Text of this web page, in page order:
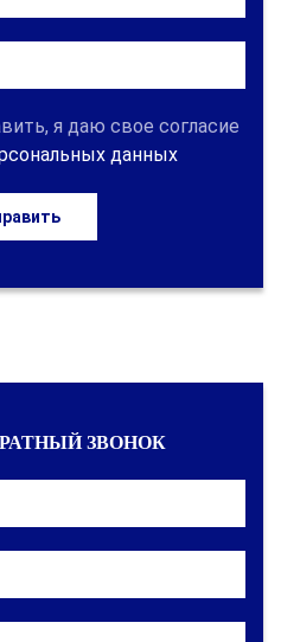
я даю свое согласие
данных
ЗВОНОК